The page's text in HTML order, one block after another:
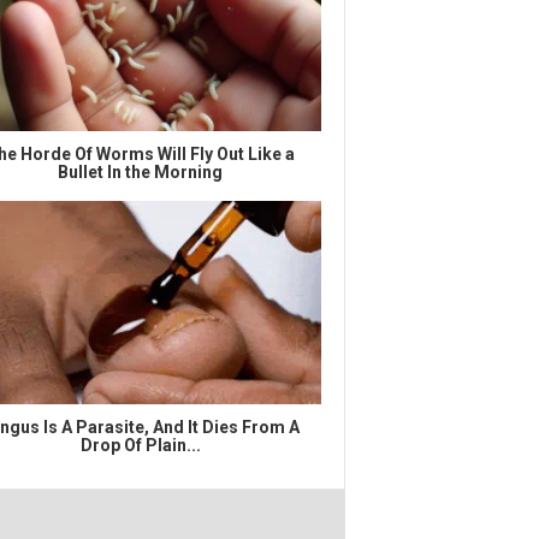
Horde Of Worms Will Fly Out Like a
Bullet In the Morning
Is A Parasite, And It Dies From A
Drop Of Plain...